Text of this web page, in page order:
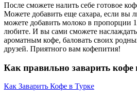
После сможете налить себе готовое
Можете добавить еще сахара, если вы
можете добавить молоко в пропорции
любите. И вы сами сможете
ароматным кофе, баловать своих
друзей. Приятного вам кофепития!
Как правильно заварить кофе
Как Заварить Кофе в Турке